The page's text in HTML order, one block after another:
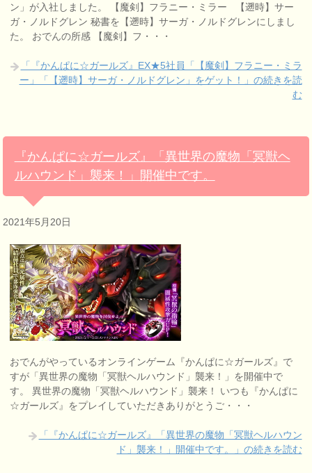
ン」が入社しました。 【魔剣】フラニー・ミラー 【遡時】サー
ガ・ノルドグレン 秘書を【遡時】サーガ・ノルドグレンにしまし
た。 おでんの所感 【魔剣】フ・・・
「『かんぱに☆ガールズ』EX★5社員「【魔剣】フラニー・ミラ
ー」「【遡時】サーガ・ノルドグレン」をゲット！」の続きを読
む
『かんぱに☆ガールズ』「異世界の魔物「冥獣ヘ
ルハウンド」襲来！」開催中です。
2021年5月20日
おでんがやっているオンラインゲーム『かんぱに☆ガールズ』で
すが「異世界の魔物「冥獣ヘルハウンド」襲来！」を開催中で
す。 異世界の魔物「冥獣ヘルハウンド」襲来！ いつも『かんぱに
☆ガールズ』をプレイしていただきありがとうご・・・
「『かんぱに☆ガールズ』「異世界の魔物「冥獣ヘルハウン
ド」襲来！」開催中です。」の続きを読む